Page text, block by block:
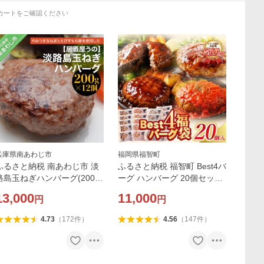
ートをご確認ください
庫県南あわじ市
るさと納税 南あわじ市 淡
島玉ねぎハンバーグ(200g
円
4.73（ 172件）
福岡県福智町
ふるさと納税 福智町 Best4バ
ーグ ハンバーグ 20個セット
11,000円
4.56（ 147件）